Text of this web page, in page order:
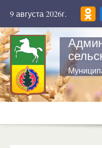
9 августа 2026г.